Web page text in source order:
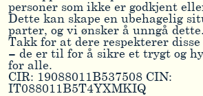
personer som ikke er godkjent
Dette kan skape en ubehagelig
parter, og vi ønsker å unngå dette.
Takk for at dere respekterer
– de er til for å sikre et trygt og
for alle.
CIR: 19088011B537508 CIN:
IT088011B5T4YXMKIQ